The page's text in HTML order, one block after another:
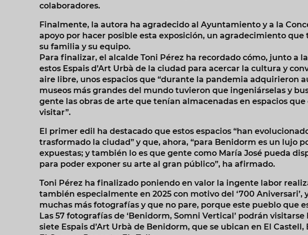
colaboradores.
Finalmente, la autora ha agradecido al Ayuntamiento y a la
apoyo por hacer posible esta exposición, un agradecimiento
su familia y su equipo.
Para finalizar, el alcalde Toni Pérez ha recordado cómo, junto a
estos Espais d’Art Urbà de la ciudad para acercar la cultura y
aire libre, unos espacios que “durante la pandemia adquirieron
museos más grandes del mundo tuvieron que ingeniárselas y
gente las obras de arte que tenían almacenadas en espacios
visitar”.
El primer edil ha destacado que estos espacios “han
trasformado la ciudad” y que, ahora, “para Benidorm es un lujo
expuestas; y también lo es que gente como María José pueda
para poder exponer su arte al gran público”, ha afirmado.
Toni Pérez ha finalizado poniendo en valor la ingente labor
también especialmente en 2025 con motivo del ‘700 Aniversari’,
muchas más fotografías y que no pare, porque este pueblo que
Las 57 fotografías de ‘Benidorm, Somni Vertical’ podrán
siete Espais d’Art Urbà de Benidorm, que se ubican en El